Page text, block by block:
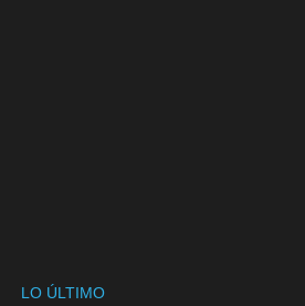
LO ÚLTIMO